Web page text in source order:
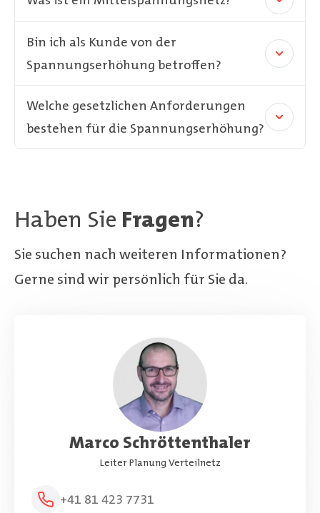
Bin ich als Kunde von der
Spannungserhöhung betroffen?
Welche gesetzlichen Anforderungen
bestehen für die Spannungserhöhung?
Haben Sie Fragen?
Sie suchen nach weiteren Informationen?
Gerne sind wir persönlich für Sie da.
Marco Schröttenthaler
Leiter Planung Verteilnetz
+41 81 423 7731